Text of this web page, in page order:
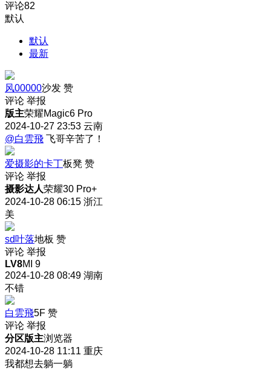
评论82
默认
默认
最新
风00000沙发 赞
评论 举报
版主荣耀Magic6 Pro
2024-10-27 23:53 云南
@白雲飛 飞哥辛苦了！
爱摄影的卡丁板凳 赞
评论 举报
摄影达人荣耀30 Pro+
2024-10-28 06:15 浙江
美
sd叶落地板 赞
评论 举报
LV8MI 9
2024-10-28 08:49 湖南
不错
白雲飛5F 赞
评论 举报
分区版主浏览器
2024-10-28 11:11 重庆
我都想去躺一躺